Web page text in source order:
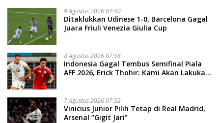
9 Agustus 2026 07:50
Ditaklukkan Udinese 1-0, Barcelona Gagal
Juara Friuli Venezia Giulia Cup
8 Agustus 2026 07:58
Indonesia Gagal Tembus Semifinal Piala
AFF 2026, Erick Thohir: Kami Akan Lakukan
7 Agustus 2026 07:52
Vinicius Junior Pilih Tetap di Real Madrid,
Arsenal “Gigit Jari”